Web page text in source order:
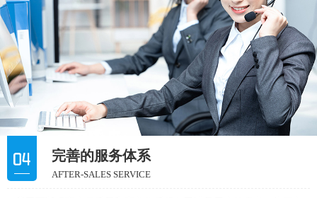
完善的服务体系
AFTER-SALES SERVICE